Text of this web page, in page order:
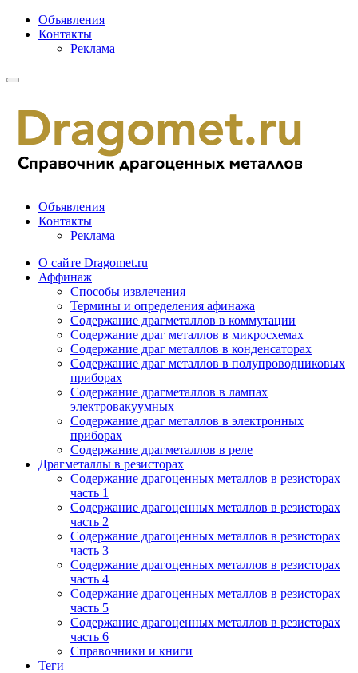
Объявления
Контакты
Реклама
Объявления
Контакты
Реклама
О сайте Dragomet.ru
Аффинаж
Способы извлечения
Термины и определения афинажа
Содержание драгметаллов в коммутации
Содержание драг металлов в микросхемах
Содержание драг металлов в конденсаторах
Содержание драг металлов в полупроводниковых
приборах
Содержание драгметаллов в лампах
электровакуумных
Содержание драг металлов в электронных
приборах
Содержание драгметаллов в реле
Драгметаллы в резисторах
Содержание драгоценных металлов в резисторах
часть 1
Содержание драгоценных металлов в резисторах
часть 2
Содержание драгоценных металлов в резисторах
часть 3
Содержание драгоценных металлов в резисторах
часть 4
Содержание драгоценных металлов в резисторах
часть 5
Содержание драгоценных металлов в резисторах
часть 6
Справочники и книги
Теги